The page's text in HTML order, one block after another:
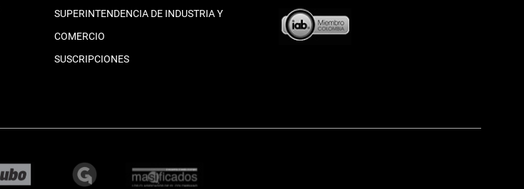
SUPERINTENDENCIA DE INDUSTRIA Y
COMERCIO
SUSCRIPCIONES